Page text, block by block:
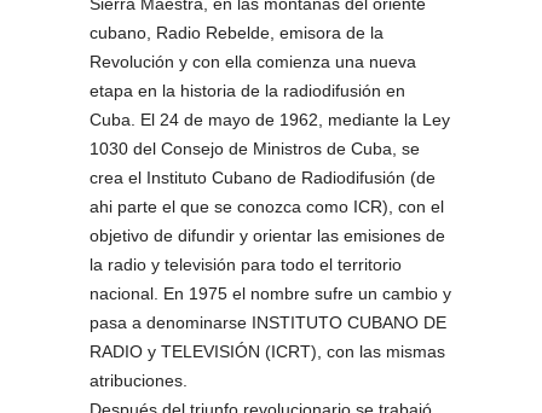
cubano, Radio Rebelde, emisora de la
Revolución y con ella comienza una nueva
etapa en la historia de la radiodifusión en
Cuba. El 24 de mayo de 1962, mediante la Ley
1030 del Consejo de Ministros de Cuba, se
crea el Instituto Cubano de Radiodifusión (de
ahi parte el que se conozca como ICR), con el
objetivo de difundir y orientar las emisiones de
la radio y televisión para todo el territorio
nacional. En 1975 el nombre sufre un cambio y
pasa a denominarse INSTITUTO CUBANO DE
RADIO y TELEVISIÓN (ICRT), con las mismas
atribuciones.
Después del triunfo revolucionario se trabajó